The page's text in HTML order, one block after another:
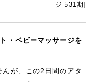
ジ 531期]
・ベビーマッサージを
んが、この2日間のアタ